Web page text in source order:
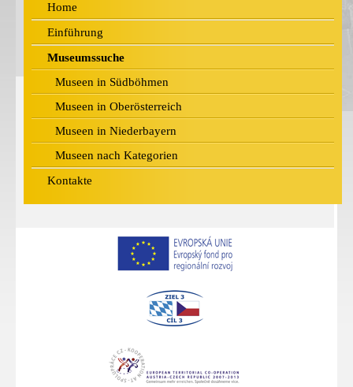
Home
Einführung
Museumssuche
Museen in Südböhmen
Museen in Oberösterreich
Museen in Niederbayern
Museen nach Kategorien
Kontakte